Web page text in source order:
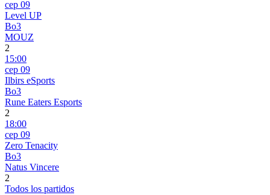
сер 09
Level UP
Bo3
MOUZ
2
15:00
сер 09
Ilbirs eSports
Bo3
Rune Eaters Esports
2
18:00
сер 09
Zero Tenacity
Bo3
Natus Vincere
2
Todos los partidos